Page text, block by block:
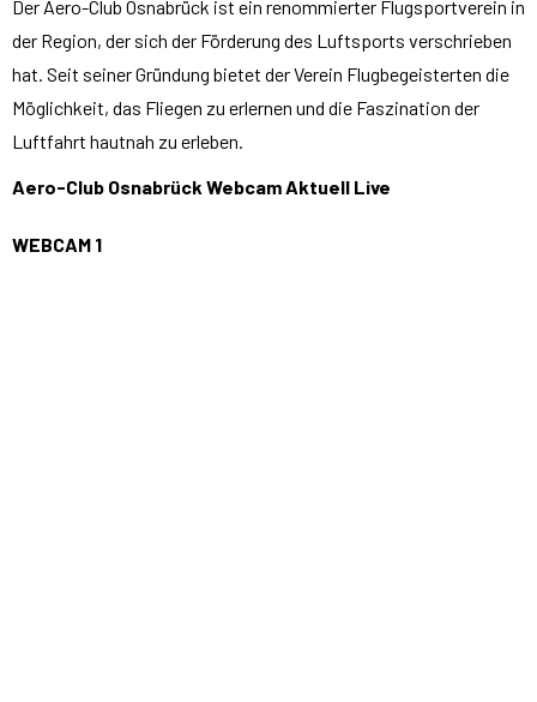
Der Aero-Club Osnabrück ist ein renommierter Flugsportverein in
der Region, der sich der Förderung des Luftsports verschrieben
hat. Seit seiner Gründung bietet der Verein Flugbegeisterten die
Möglichkeit, das Fliegen zu erlernen und die Faszination der
Luftfahrt hautnah zu erleben.
Aero-Club Osnabrück Webcam Aktuell Live
WEBCAM 1